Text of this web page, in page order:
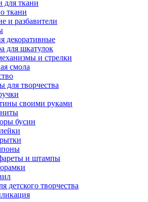
для ткани
ткани
и разбавители
декоративные
для шкатулок
и стрелки
смола
для творчества
своими руками
бусин
и штампы
детского творчества